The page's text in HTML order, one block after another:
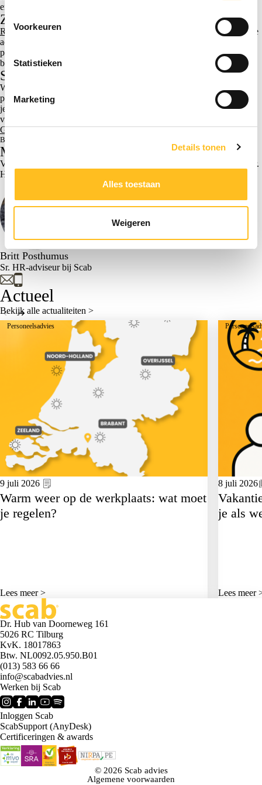
Voorkeuren
Statistieken
Marketing
Details tonen
Alles toestaan
Weigeren
enige tijd kan duren.
Zorg dat je administratie op orde is
RVOkan controles uitvoeren. Daarom moet je als werkgever de juiste
administratie kunnen laten zien. Denk onder andere aan de
praktijkleerovereenkomst en de aanwezigheids- en
begeleidingsadministratie.
Scab helpt bij je subsidieaanvraag
Wil je weten of je in aanmerking komt voor de Subsidieregeling
praktijkleren? Of wil je de aanvraag liever niet zelf regelen? Scab kan
je ondersteunen bij de subsidieaanvraag en deze volledig voor je
verzorgen.
Graag hulp bij de subsidieaanvraag Praktijkleren? > Klik hier
Bron: | 10-06-2026
Meer weten? Scab helpt!
Vragen over dit artikel? Neem dan contact op met Britt Posthumus, Sr.
HR-adviseur bij Scab.
Britt Posthumus
Sr. HR-adviseur bij Scab
Actueel
Bekijk alle actualiteiten >
Personeelsadvies
9 juli 2026
Warm weer op de werkplaats: wat moet
je regelen?
Lees meer >
8 juli 2026
je als
Lees meer
Dr. Hub van Doorneweg 161
5026 RC Tilburg
KvK. 18017863
Btw. NL0092.05.950.B01
(013) 583 66 66
info@scabadvies.nl
Werken bij Scab
Inloggen Scab
ScabSupport (AnyDesk)
Certificeringen & awards
© 2026 Scab advies
Algemene voorwaarden